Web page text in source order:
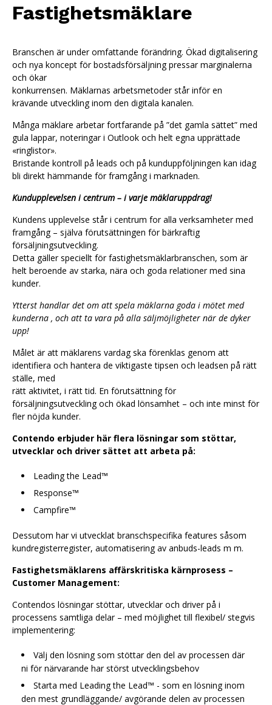
Fastighetsmäklare
Branschen är under omfattande förändring. Ökad digitalisering
och nya koncept för bostadsförsäljning pressar marginalerna
och ökar
konkurrensen. Mäklarnas arbetsmetoder står inför en
krävande utveckling inom den digitala kanalen.
Många mäklare arbetar fortfarande på ”det gamla sättet” med
gula lappar, noteringar i Outlook och helt egna upprättade
«ringlistor».
Bristande kontroll på leads och på kunduppföljningen kan idag
bli direkt hämmande för framgång i marknaden.
Kundupplevelsen i centrum – i varje mäklaruppdrag!
Kundens upplevelse står i centrum for alla verksamheter med
framgång – själva förutsättningen för bärkraftig
försäljningsutveckling.
Detta gäller speciellt för fastighetsmäklarbranschen, som är
helt beroende av starka, nära och goda relationer med sina
kunder.
Ytterst handlar det om att spela mäklarna goda i mötet med
kunderna , och att ta vara på alla säljmöjligheter när de dyker
upp!
Målet är att mäklarens vardag ska förenklas genom att
identifiera och hantera de viktigaste tipsen och leadsen på rätt
ställe, med
rätt aktivitet, i rätt tid. En förutsättning för
försäljningsutveckling och ökad lönsamhet – och inte minst för
fler nöjda kunder.
Contendo erbjuder här flera lösningar som stöttar,
utvecklar och driver sättet att arbeta på:
Leading the Lead™
Response™
Campfire™
Dessutom har vi utvecklat branschspecifika features såsom
kundregisterregister, automatisering av anbuds-leads m m.
Fastighetsmäklarens affärskritiska kärnprosess –
Customer Management:
Contendos lösningar stöttar, utvecklar och driver på i
processens samtliga delar – med möjlighet till flexibel/ stegvis
implementering:
Välj den lösning som stöttar den del av processen där
ni för närvarande har störst utvecklingsbehov
Starta med Leading the Lead™ - som en lösning inom
den mest grundläggande/ avgörande delen av processen